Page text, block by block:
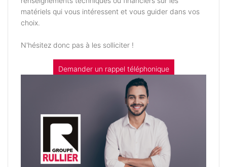
matériels qui vous intéressent et vous guider dans vos
choix.
N'hésitez donc pas à les solliciter !
Demander un rappel téléphonique